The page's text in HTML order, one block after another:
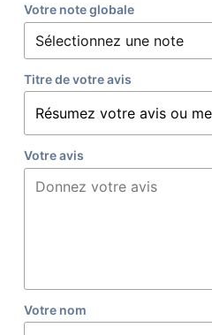
Votre note globale
Titre de votre avis
Votre avis
Votre nom